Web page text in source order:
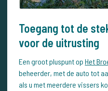
Toegang tot de
voor de uitrusting
Een groot pluspunt op Het
beheerder, met de auto tot
als u met meerdere vissers